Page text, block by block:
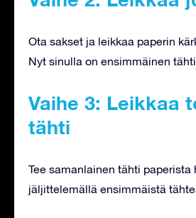
Ota sakset ja leikkaa paperin
Nyt sinulla on ensimmäinen
Vaihe 3: Leikkaa
tähti
Tee samanlainen tähti paperista
jäljittelemällä ensimmäistä